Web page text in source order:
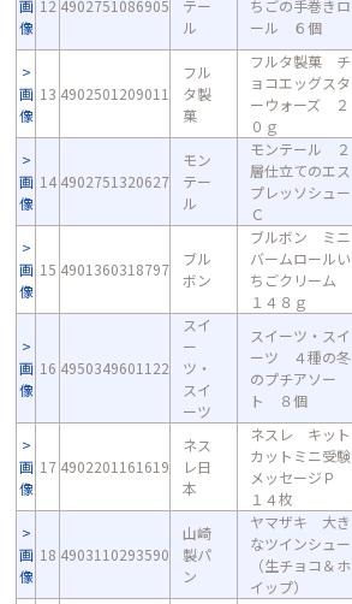
画
像
12 4902751086905
テー
ル
ちごの手巻きロ
ール ６個
画
像
13 4902501209011
フル
タ製
菓
フルタ製菓 チ
ョコエッグスタ
ーウォーズ ２
０ｇ
画
像
14 4902751320627
モン
テー
ル
モンテール ２
層仕立てのエス
プレッソシュー
Ｃ
画
像
15 4901360318797
ブル
ボン
ブルボン ミニ
バームロールい
ちごクリーム
１４８ｇ
画
像
16 4950349601122
スイ
ー
ツ・
スイ
ーツ
スイーツ・スイ
ーツ ４種の冬
のプチアソー
ト ８個
画
像
17 4902201161619
ネス
レ日
本
ネスレ キット
カットミニ受験
メッセージＰ
１４枚
画
像
18 4903110293590
山崎
製パ
ン
ヤマザキ 大き
なツインシュー
（生チョコ＆ホ
イップ）